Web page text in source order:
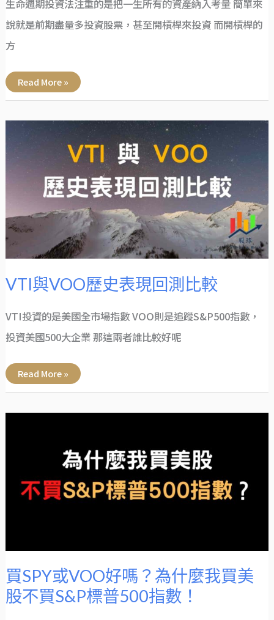
生命週期投資法注重的是把一生所有的資產納入考量 簡單來
說就是前期盡量多投資股票，甚至開槓桿來投資 而開槓桿的
方
Read More »
VTI與VOO歷史表現回測比較
VTI投資的是美國全市場指數 VOO則是追蹤S&P500指數，
投資美國500大企業 那這兩者誰比較好呢
VTI
VOO
史
Read More »
買SPY或VOO好嗎？為什麼我買美
股不買S&P標普500指數！
買
麼
我
標
500
指
數！